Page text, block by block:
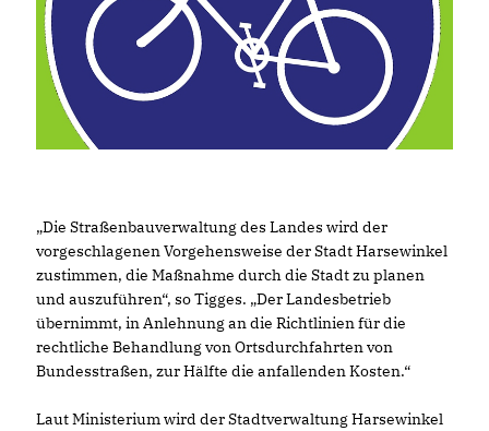
Die Straßenbauverwaltung des Landes wird der
vorgeschlagenen Vorgehensweise der Stadt Harsewinkel
zustimmen, die Maßnahme durch die Stadt zu planen
und auszuführen“, so Tigges. „Der Landesbetrieb
übernimmt, in Anlehnung an die Richtlinien für die
rechtliche Behandlung von Ortsdurchfahrten von
Bundesstraßen, zur Hälfte die anfallenden Kosten.“
Laut Ministerium wird der Stadtverwaltung Harsewinkel